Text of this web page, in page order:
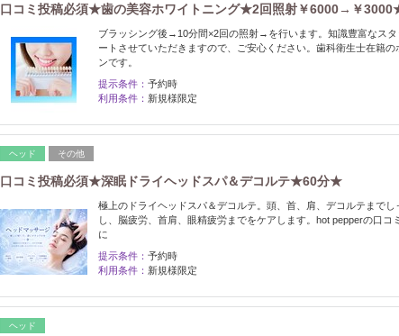
口コミ投稿必須★歯の美容ホワイトニング★2回照射￥6000→￥
ブラッシング後→10分間×2回の照射→を行います。知識豊富なスタ
ートさせていただきますので、ご安心ください。歯科衛生士在籍の
ンです。
提示条件： 予約時
利用条件： 新規様限定
ヘッド その他
口コミ投稿必須★深眠ドライヘッドスパ＆デコルテ★60分★
極上のドライヘッドスパ＆デコルテ。頭、首、肩、デコルテまでし
し、脳疲労、首肩、眼精疲労までをケアします。hot pepperの口
に
提示条件： 予約時
利用条件： 新規様限定
ヘッド